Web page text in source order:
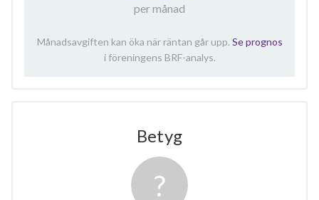
per månad
Månadsavgiften kan öka när räntan går upp. Se prognos
i föreningens BRF-analys.
Betyg